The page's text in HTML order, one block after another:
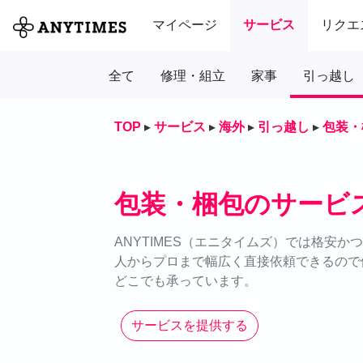
マイページ サービス リク
全て 修理・組立 家事 引っ越し
TOP ▸ サービス ▸ 海外 ▸ 引っ越し ▸ 包装
包装・梱包のサービ
ANYTIMES（エニタイムズ）では格安か
人からプロまで幅広く直接依頼できるの
どこでも承っています。
サービスを提供する